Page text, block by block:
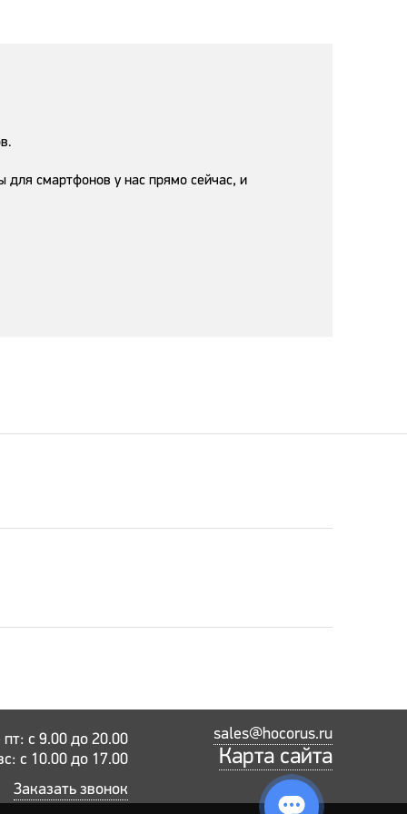
смартфонов у нас прямо сейчас, и
с 9.00 до 20.00
с 10.00 до 17.00
Заказать звонок
sales@hocorus.ru
Карта сайта